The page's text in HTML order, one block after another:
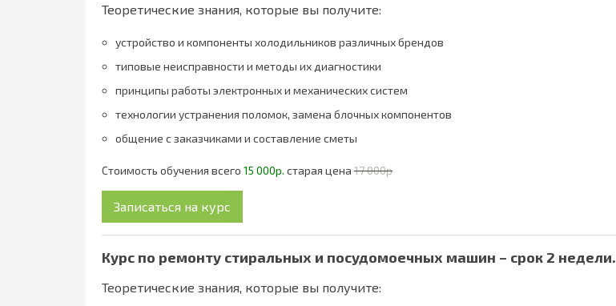
Теоретические знания, которые вы получите:
устройство и компоненты холодильников различных брендов
типовые неисправности и методы их диагностики
принципы работы электронных и механических систем
технологии устранения поломок, замена блочных компонентов
общение с заказчиками и составление сметы
Стоимость обучения всего 15 000р. старая цена 17 000р
Курс по ремонту стиральных и посудомоечных машин – срок 2 недели.
Теоретические знания, которые вы получите: